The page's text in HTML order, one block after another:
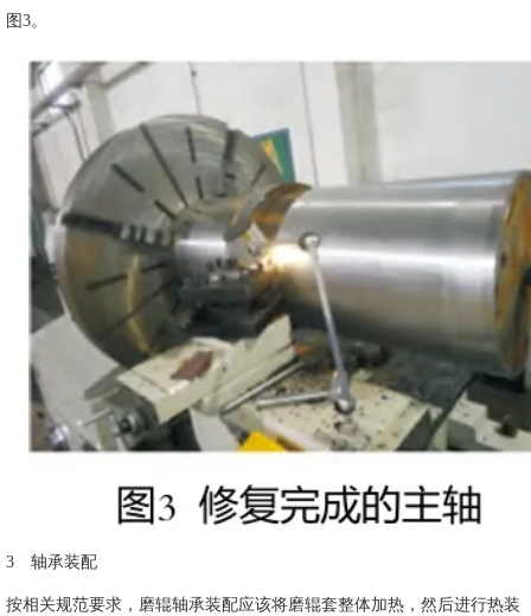
图3。
3 轴承装配
按相关规范要求，磨辊轴承装配应该将磨辊套整体加热，然后进行热装